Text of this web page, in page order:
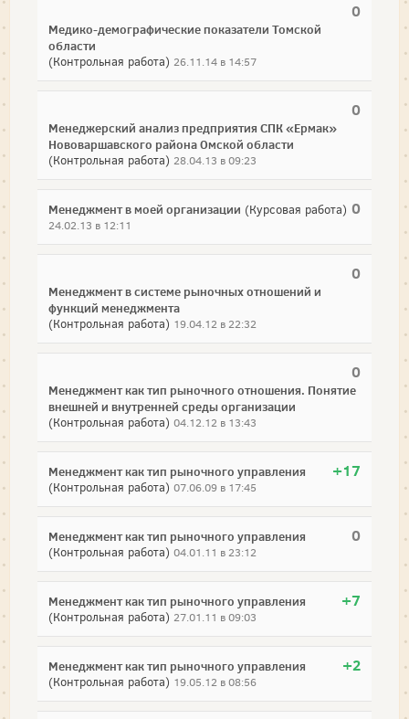
0
Медико-демографические показатели Томской
области
(Контрольная работа) 26.11.14 в 14:57
0
Менеджерский анализ предприятия СПК «Ермак»
Нововаршавского района Омской области
(Контрольная работа) 28.04.13 в 09:23
0
Менеджмент в моей организации (Курсовая работа)
24.02.13 в 12:11
0
Менеджмент в системе рыночных отношений и
функций менеджмента
(Контрольная работа) 19.04.12 в 22:32
0
Менеджмент как тип рыночного отношения. Понятие
внешней и внутренней среды организации
(Контрольная работа) 04.12.12 в 13:43
+17
Менеджмент как тип рыночного управления
(Контрольная работа) 07.06.09 в 17:45
0
Менеджмент как тип рыночного управления
(Контрольная работа) 04.01.11 в 23:12
+7
Менеджмент как тип рыночного управления
(Контрольная работа) 27.01.11 в 09:03
+2
Менеджмент как тип рыночного управления
(Контрольная работа) 19.05.12 в 08:56